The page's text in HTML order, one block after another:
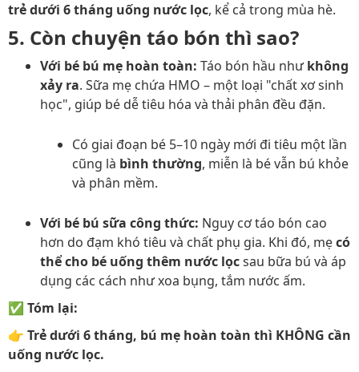
trẻ dưới 6 tháng uống nước lọc, kể cả trong mùa hè.
5. Còn chuyện táo bón thì sao?
Với bé bú mẹ hoàn toàn: Táo bón hầu nhưkhông
xảy ra. Sữa mẹ chứa HMO – một loại "chất xơ sinh
học", giúp bé dễ tiêu hóa và thải phân đều đặn.
Có giai đoạn bé 5–10 ngày mới đi tiêu một lần
cũng là bình thường, miễn là bé vẫn bú khỏe
và phân mềm.
Với bé bú sữa công thức: Nguy cơ táo bón cao
hơn do đạm khó tiêu và chất phụ gia. Khi đó, mẹcó
thể cho bé uống thêm nước lọcsau bữa bú và áp
dụng các cách như xoa bụng, tắm nước ấm.
✅ Tóm lại:
👉 Trẻ dưới 6 tháng, bú mẹ hoàn toàn thì KHÔNG cần
uống nước lọc.